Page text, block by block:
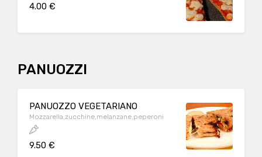
4.00 €
PANUOZZI
PANUOZZO VEGETARIANO
Mozzarella,zucchine,melanzane,peperoni
9.50 €